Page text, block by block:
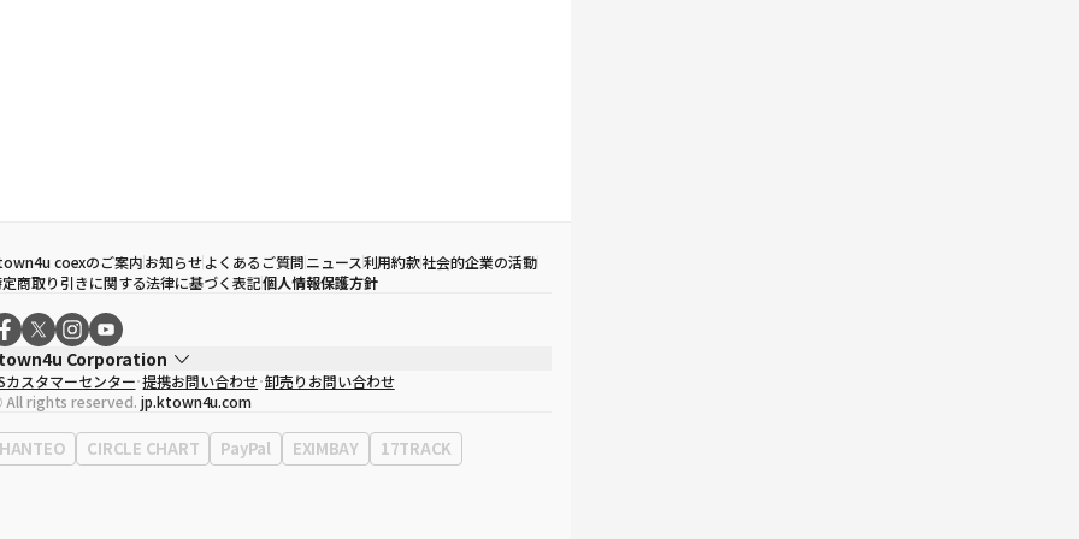
coexのご案内お知らせよくあるご質問ニュース利用約款社会的企業の活動
商取り引きに関する法律に基づく表記個人情報保護方針
Corporation
取締役
ソン・ヒョミン
業者登録番号120-87-71116
0120-23-7523
務所住所
ソウル特別市江南区永東大路513、3階(三成洞、coex)
カスタマーセンター 提携お問い合わせ 卸売りお問い合わせ
rights reserved. jp.ktown4u.com
HANTEO CIRCLE CHART PayPal EXIMBAY 17TRACK